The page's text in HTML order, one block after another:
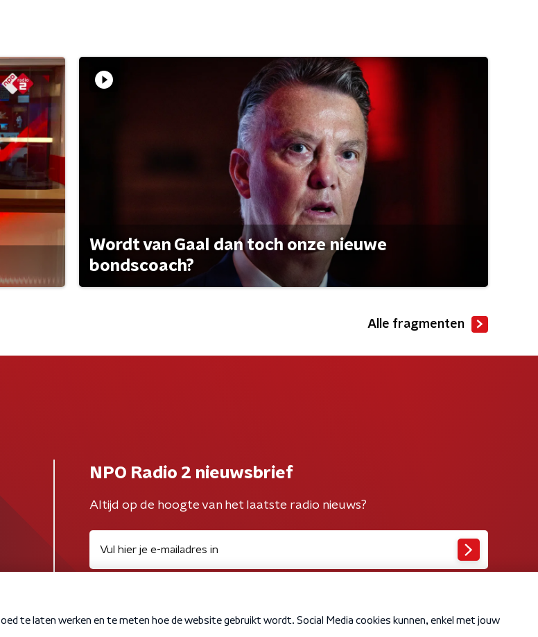
Wordt van Gaal dan toch onze nieuwe
bondscoach?
Alle fragmenten
NPO Radio 2 nieuwsbrief
Altijd op de hoogte van het laatste radio nieuws?